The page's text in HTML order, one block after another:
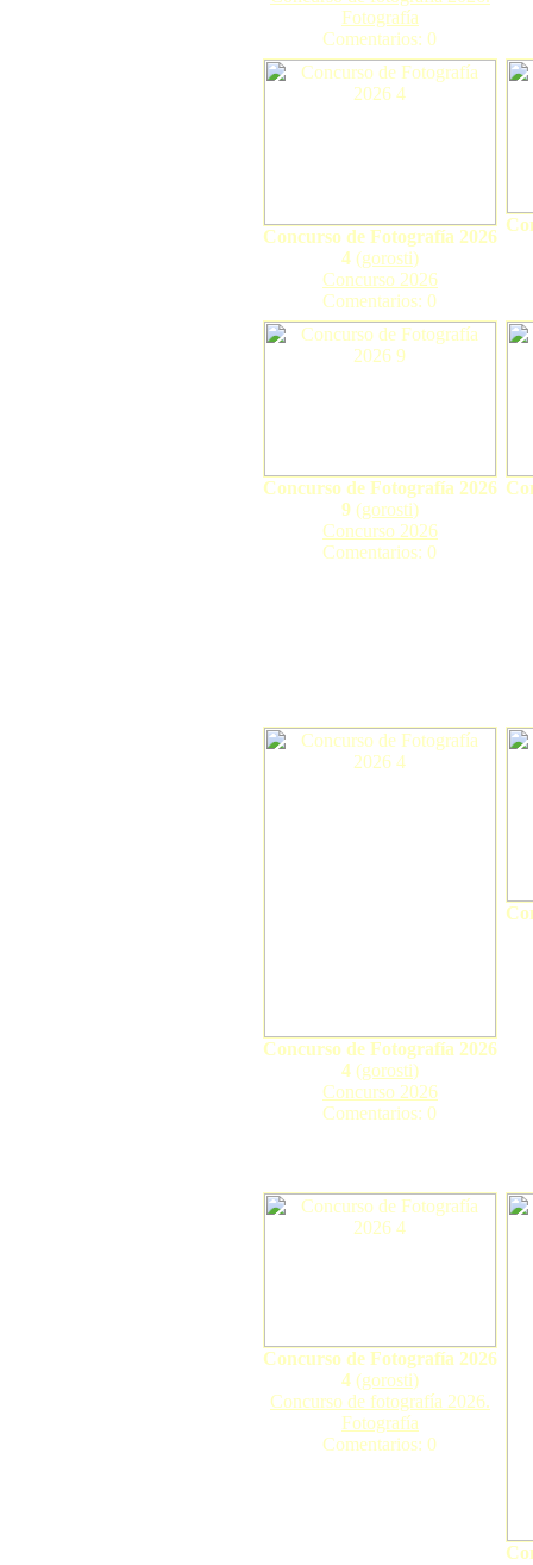
Fotografía
Comentarios: 0
Concurso de Fotografía 2026
4 (gorosti)
Concurso 2026
Comentarios: 0
Concurso de Fotografía 2026
9 (gorosti)
Concurso 2026
Comentarios: 0
Concurso de Fotografía 2026
4 (gorosti)
Concurso 2026
Comentarios: 0
Concurso de Fotografía 2026
4 (gorosti)
Concurso de fotografía 2026.
Fotografía
Comentarios: 0